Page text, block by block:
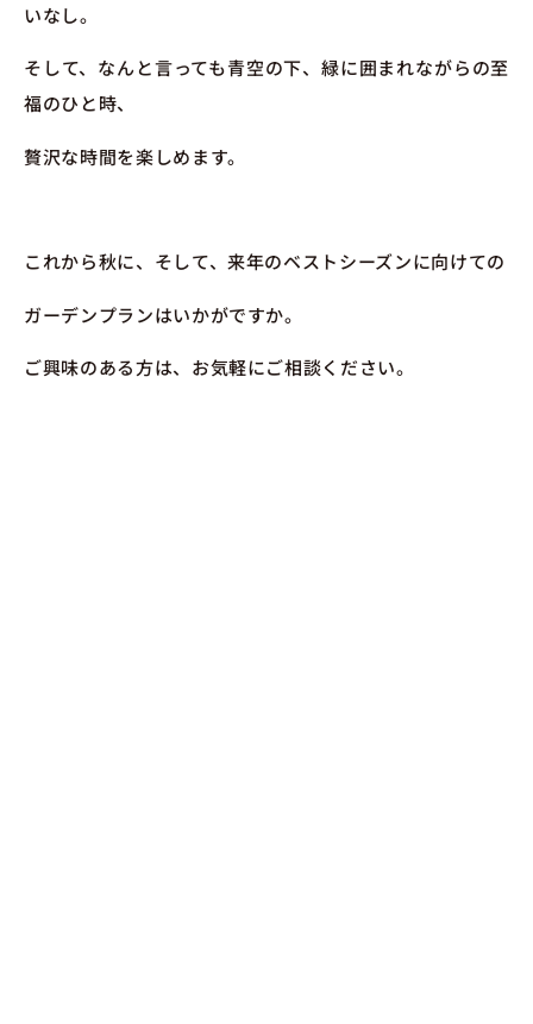
いなし。
そして、なんと言っても青空の下、緑に囲まれながらの至
福のひと時、
贅沢な時間を楽しめます。
これから秋に、そして、来年のベストシーズンに向けての
ガーデンプランはいかがですか。
ご興味のある方は、お気軽にご相談ください。